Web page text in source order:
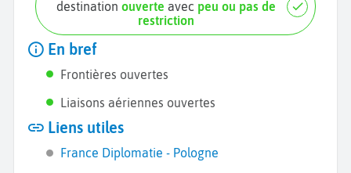
destinationouverte avec peu ou pas de
restriction
En bref
Frontières ouvertes
Liaisons aériennes ouvertes
Liens utiles
France Diplomatie - Pologne